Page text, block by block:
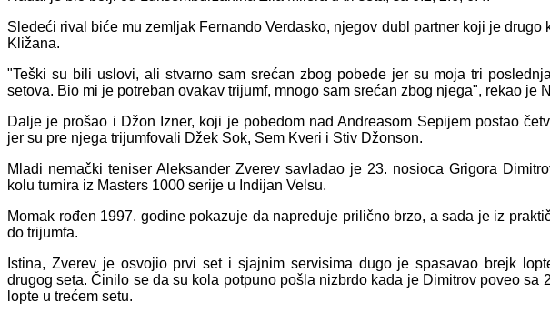
Sledeći rival biće mu zemljak Fernando Verdasko, njegov dubl partner koji je drugo
Kližana.
"Teški su bili uslovi, ali stvarno sam srećan zbog pobede jer su moja tri
setova. Bio mi je potreban ovakav trijumf, mnogo sam srećan zbog njega", rekao je
Dalje je prošao i Džon Izner, koji je pobedom nad Andreasom Sepijem postao
jer su pre njega trijumfovali Džek Sok, Sem Kveri i Stiv Džonson.
Mladi nemački teniser Aleksander Zverev savladao je 23. nosioca Grigora
kolu turnira iz Masters 1000 serije u Indijan Velsu.
Momak rođen 1997. godine pokazuje da napreduje prilično brzo, a sada je iz
do trijumfa.
Istina, Zverev je osvojio prvi set i sjajnim servisima dugo je spasavao brejk
drugog seta. Činilo se da su kola potpuno pošla nizbrdo kada je Dimitrov poveo sa
lopte u trećem setu.